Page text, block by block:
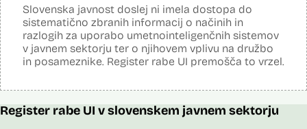
Slovenska javnost doslej ni imela dostopa do
sistematično zbranih informacij o načinih in
razlogih za uporabo umetnointeligenčnih sistemov
v javnem sektorju ter o njihovem vplivu na družbo
in posameznike. Register rabe UI premošča to vrzel.
Register rabe UI v slovenskem javnem sektorju